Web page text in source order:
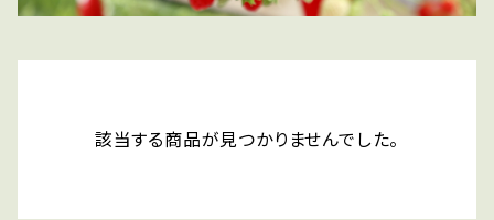
該当する商品が見つかりませんでした。